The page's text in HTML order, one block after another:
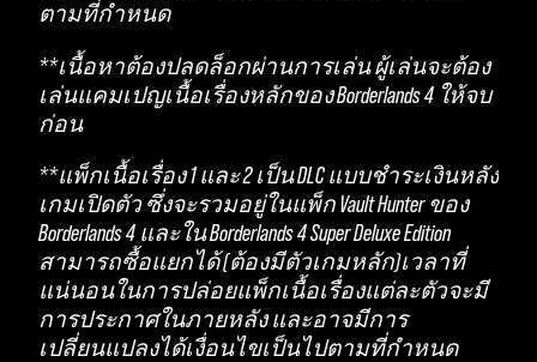
ตามที่กำหนด
**เนื้อหาต้องปลดล็อกผ่านการเล่น ผู้เล่นจะต้อง
เล่นแคมเปญเนื้อเรื่องหลักของ Borderlands 4 ให้จบ
ก่อน
**แพ็กเนื้อเรื่อง 1 และ 2 เป็น DLC แบบชำระเงินหลัง
เกมเปิดตัว ซึ่งจะรวมอยู่ในแพ็ก Vault Hunter ของ
Borderlands 4 และใน Borderlands 4 Super Deluxe Edition
สามารถซื้อแยกได้ (ต้องมีตัวเกมหลัก)เวลาที่
แน่นอนในการปล่อยแพ็กเนื้อเรื่องแต่ละตัวจะมี
การประกาศในภายหลัง และอาจมีการ
เปลี่ยนแปลงได้เงื่อนไขเป็นไปตามที่กำหนด